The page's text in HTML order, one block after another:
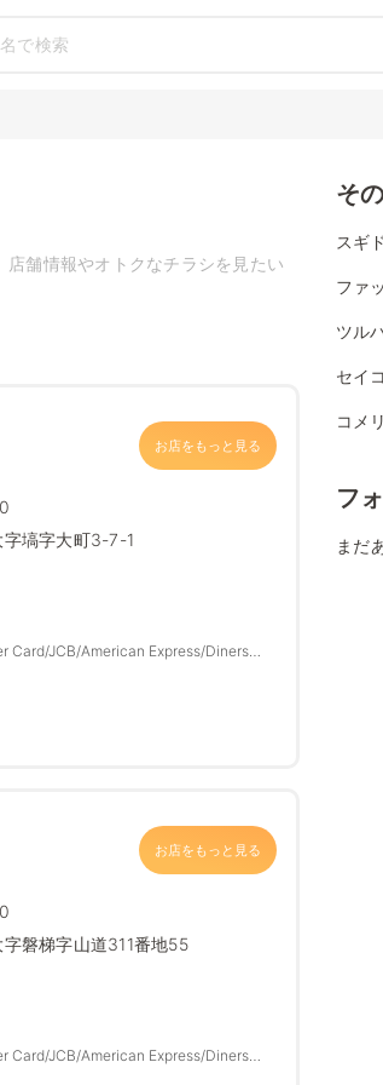
舗情報やオトクなチラシを見たい
お店をもっと見る
塙字大町3-7-1
Card/JCB/American Express/Diners
お店をもっと見る
磐梯字山道311番地55
Card/JCB/American Express/Diners
そ
スギ
ファ
ツル
セイ
コメ
フ
まだ